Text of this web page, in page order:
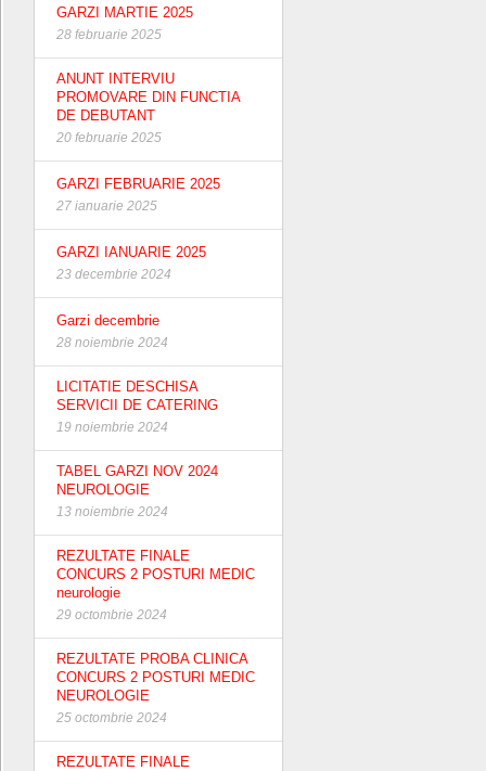
GARZI MARTIE 2025
28 februarie 2025
ANUNT INTERVIU
PROMOVARE DIN FUNCTIA
DE DEBUTANT
20 februarie 2025
GARZI FEBRUARIE 2025
27 ianuarie 2025
GARZI IANUARIE 2025
23 decembrie 2024
Garzi decembrie
28 noiembrie 2024
LICITATIE DESCHISA
SERVICII DE CATERING
19 noiembrie 2024
TABEL GARZI NOV 2024
NEUROLOGIE
13 noiembrie 2024
REZULTATE FINALE
CONCURS 2 POSTURI MEDIC
neurologie
29 octombrie 2024
REZULTATE PROBA CLINICA
CONCURS 2 POSTURI MEDIC
NEUROLOGIE
25 octombrie 2024
REZULTATE FINALE